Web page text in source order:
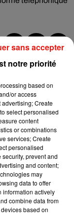
Gomez et
single
Puth pour une
notre priorité
based on
or access
Create
select personalised
content
or combinations
services; Create
personalised
prevent and
and content;
may
data to offer
information actively
combine data from
based on
sans accepter